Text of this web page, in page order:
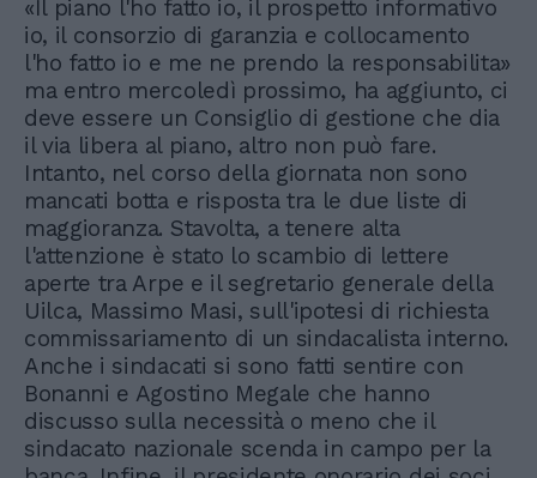
«Il piano l'ho fatto io, il prospetto informativo
io, il consorzio di garanzia e collocamento
l'ho fatto io e me ne prendo la responsabilita»
ma entro mercoledì prossimo, ha aggiunto, ci
deve essere un Consiglio di gestione che dia
il via libera al piano, altro non può fare.
Intanto, nel corso della giornata non sono
mancati botta e risposta tra le due liste di
maggioranza. Stavolta, a tenere alta
l'attenzione è stato lo scambio di lettere
aperte tra Arpe e il segretario generale della
Uilca, Massimo Masi, sull'ipotesi di richiesta
commissariamento di un sindacalista interno.
Anche i sindacati si sono fatti sentire con
Bonanni e Agostino Megale che hanno
discusso sulla necessità o meno che il
sindacato nazionale scenda in campo per la